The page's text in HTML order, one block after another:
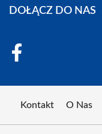
DOŁĄCZ DO NAS
Kontakt O Nas